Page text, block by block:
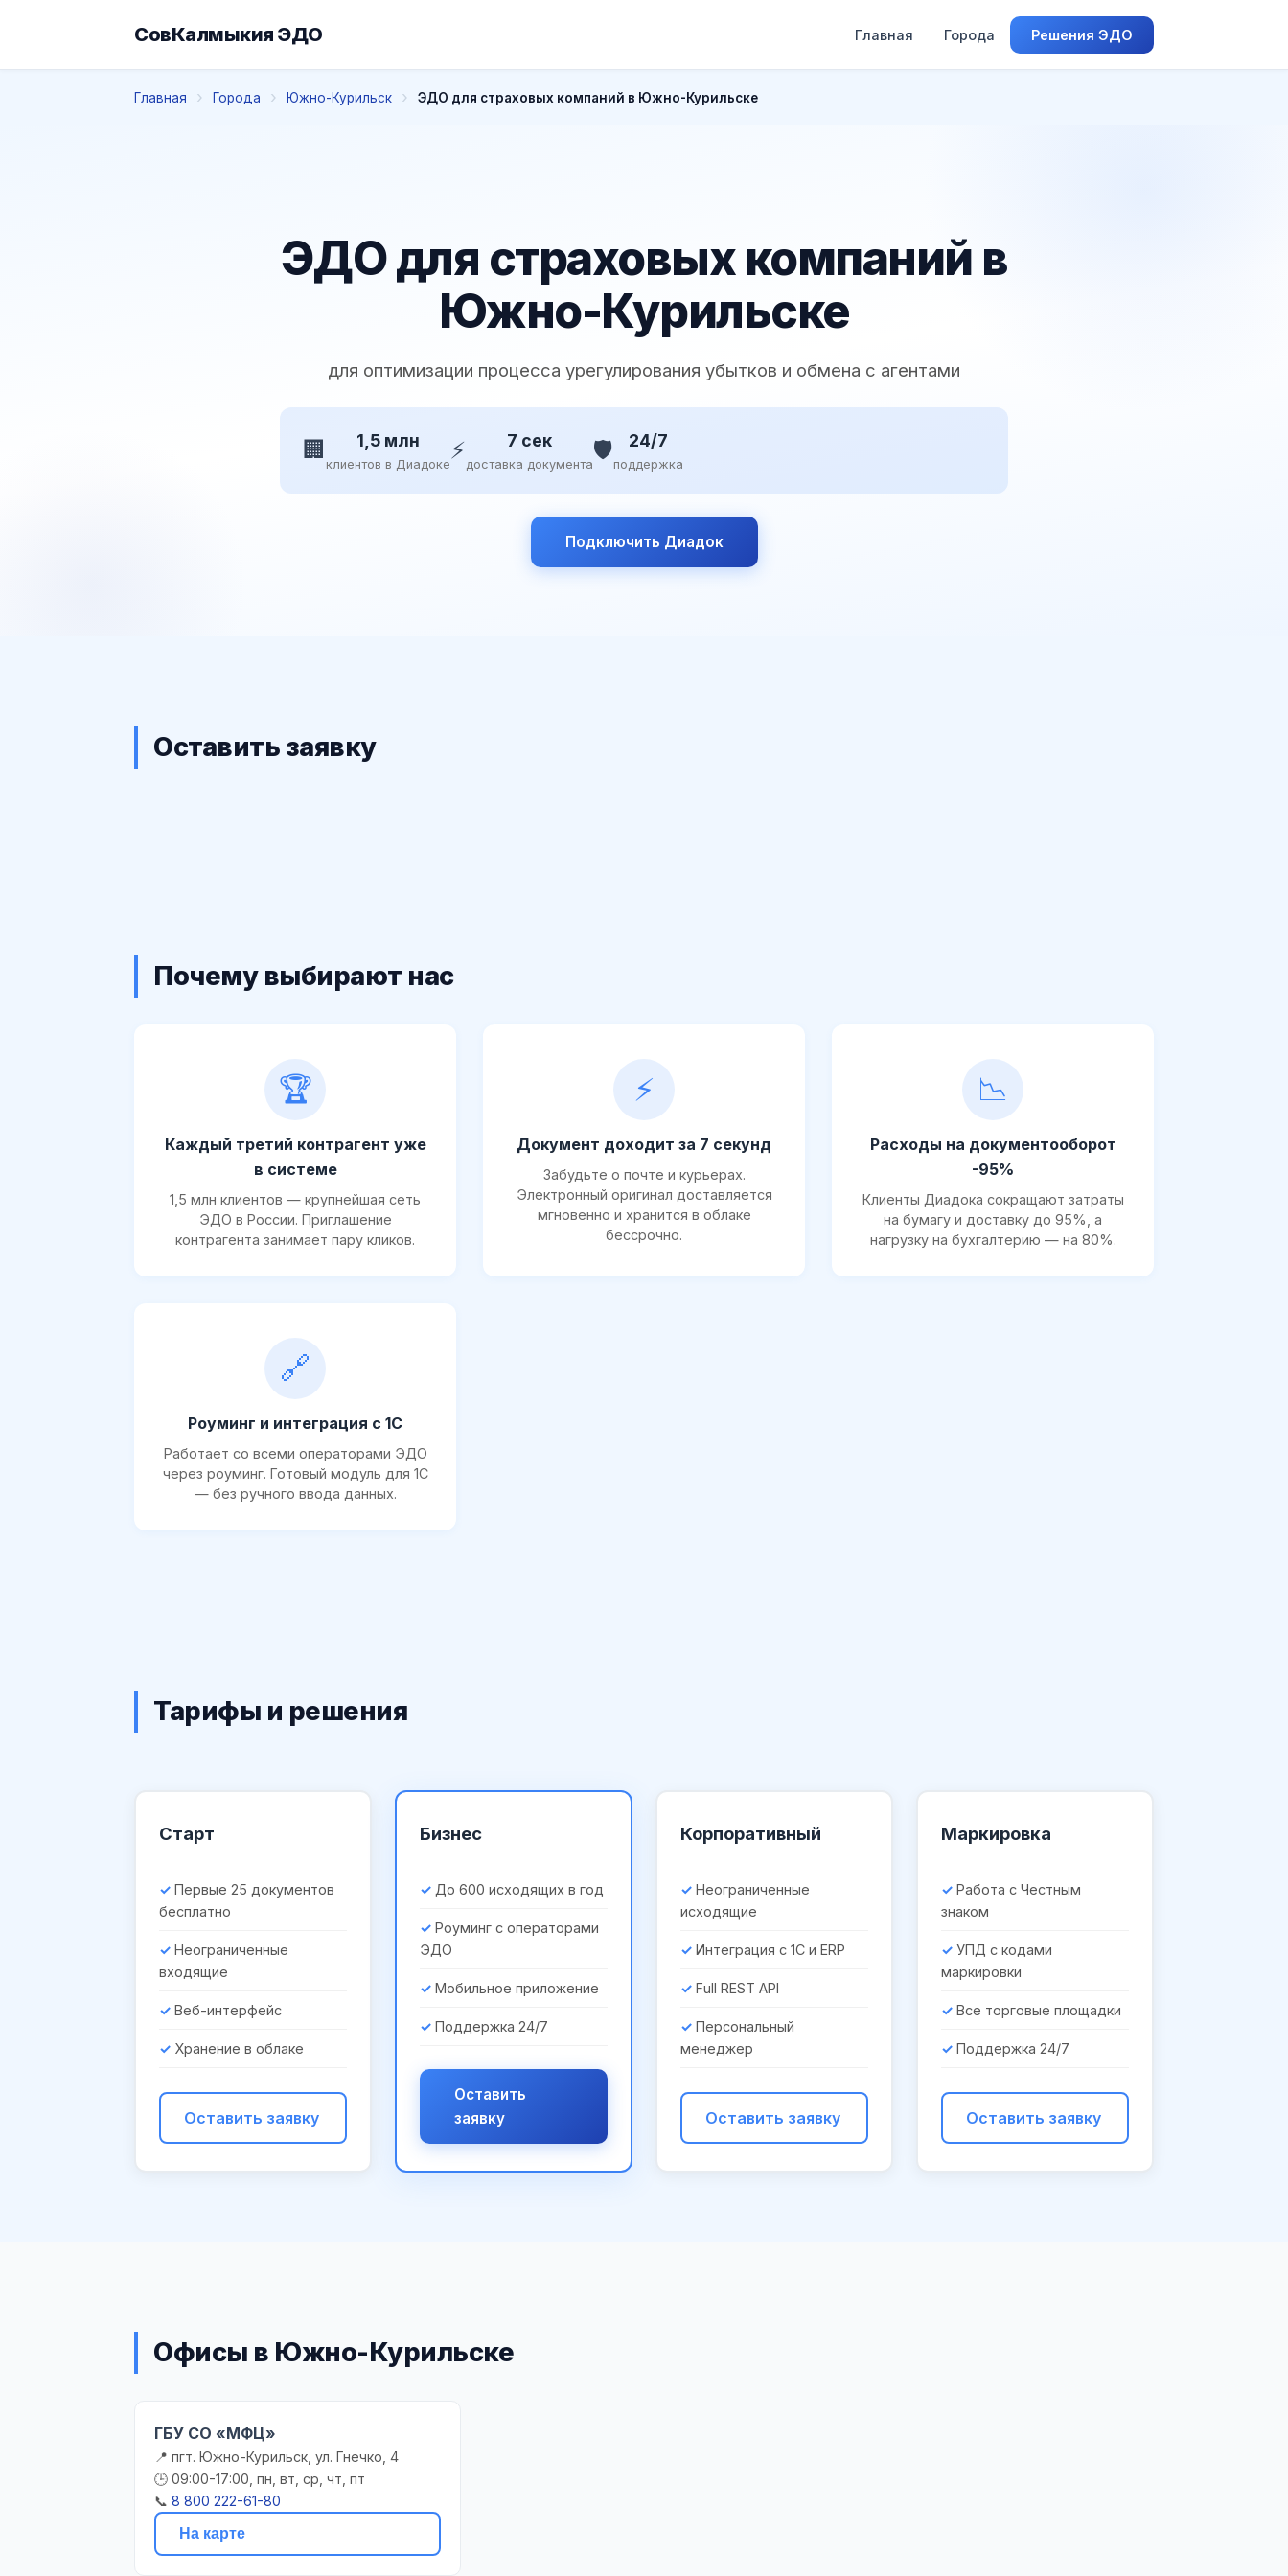
СовКалмыкия ЭДО Главная Города Решения ЭДО
Главная Города Южно-Курильск ЭДО для страховых компаний в Южно-Курильске
ЭДО для страховых компаний в
Южно-Курильске
для оптимизации процесса урегулирования убытков и обмена с агентами
🏢 1,5 млн
клиентов в Диадоке⚡ 7 сек
доставка документа🛡️ 24/7
поддержка
Подключить Диадок
Оставить заявку
Почему выбирают нас
🏆
Каждый третий контрагент уже
в системе
1,5 млн клиентов — крупнейшая сеть
ЭДО в России. Приглашение
контрагента занимает пару кликов.
⚡
Документ доходит за 7 секунд
Забудьте о почте и курьерах.
Электронный оригинал доставляется
мгновенно и хранится в облаке
бессрочно.
📉
Расходы на документооборот
-95%
Клиенты Диадока сокращают затраты
на бумагу и доставку до 95%, а
нагрузку на бухгалтерию — на 80%.
🔗
Роуминг и интеграция с 1С
Работает со всеми операторами ЭДО
через роуминг. Готовый модуль для 1С
— без ручного ввода данных.
Тарифы и решения
Старт
Первые 25 документов
бесплатно
Неограниченные
входящие
Веб-интерфейс
Хранение в облаке
Оставить заявку
Бизнес
До 600 исходящих в год
Роуминг с операторами
ЭДО
Мобильное приложение
Поддержка 24/7
Оставить
заявку
Корпоративный
Неограниченные
исходящие
Интеграция с 1С и ERP
Full REST API
Персональный
менеджер
Оставить заявку
Маркировка
Работа с Честным
знаком
УПД с кодами
маркировки
Все торговые площадки
Поддержка 24/7
Оставить заявку
Офисы в Южно-Курильске
ГБУ СО «МФЦ»
📍 пгт. Южно-Курильск, ул. Гнечко, 4
🕒 09:00-17:00, пн, вт, ср, чт, пт
📞 8 800 222-61-80
На карте